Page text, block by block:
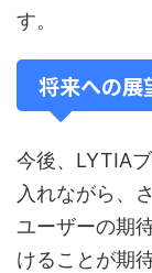
す。
将来への展
今後、LYTIA
入れながら、
ユーザーの期
けることが期